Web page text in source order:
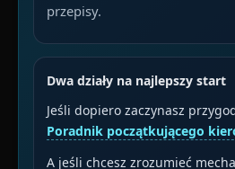
przepisy.
Dwa działy na najlepszy start
Jeśli dopiero zaczynasz
Poradnik początkującego
A jeśli chcesz zrozumieć